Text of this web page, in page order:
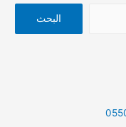
البحث